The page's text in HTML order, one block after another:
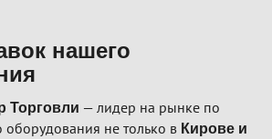
нашего
Торговли — лидер на рынке по
оборудования не только в Кирове и